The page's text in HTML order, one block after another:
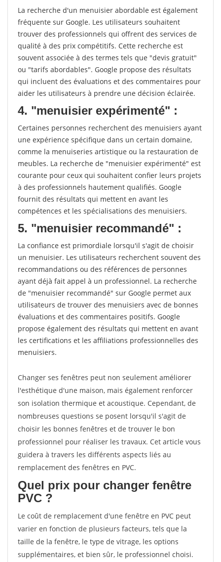
La recherche d'un menuisier abordable est également
fréquente sur Google. Les utilisateurs souhaitent
trouver des professionnels qui offrent des services de
qualité à des prix compétitifs. Cette recherche est
souvent associée à des termes tels que "devis gratuit"
ou "tarifs abordables". Google propose des résultats
qui incluent des évaluations et des commentaires pour
aider les utilisateurs à prendre une décision éclairée.
4. "menuisier expérimenté" :
Certaines personnes recherchent des menuisiers ayant
une expérience spécifique dans un certain domaine,
comme la menuiseries artistique ou la restauration de
meubles. La recherche de "menuisier expérimenté" est
courante pour ceux qui souhaitent confier leurs projets
à des professionnels hautement qualifiés. Google
fournit des résultats qui mettent en avant les
compétences et les spécialisations des menuisiers.
5. "menuisier recommandé" :
La confiance est primordiale lorsqu'il s'agit de choisir
un menuisier. Les utilisateurs recherchent souvent des
recommandations ou des références de personnes
ayant déjà fait appel à un professionnel. La recherche
de "menuisier recommandé" sur Google permet aux
utilisateurs de trouver des menuisiers avec de bonnes
évaluations et des commentaires positifs. Google
propose également des résultats qui mettent en avant
les certifications et les affiliations professionnelles des
menuisiers.
Changer ses fenêtres peut non seulement améliorer
l'esthétique d'une maison, mais également renforcer
son isolation thermique et acoustique. Cependant, de
nombreuses questions se posent lorsqu'il s'agit de
choisir les bonnes fenêtres et de trouver le bon
professionnel pour réaliser les travaux. Cet article vous
guidera à travers les différents aspects liés au
remplacement des fenêtres en PVC.
Quel prix pour changer fenêtre
PVC ?
Le coût de remplacement d'une fenêtre en PVC peut
varier en fonction de plusieurs facteurs, tels que la
taille de la fenêtre, le type de vitrage, les options
supplémentaires, et bien sûr, le professionnel choisi.